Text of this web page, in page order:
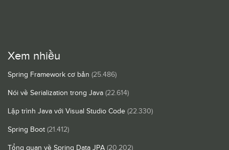
Xem nhiều
Spring Framework cơ bản (25.486)
Nói về Serialization trong Java (22.614)
Lập trình Java với Visual Studio Code (22.330)
Spring Boot (21.412)
Tổng quan về Spring Data JPA (20.202)